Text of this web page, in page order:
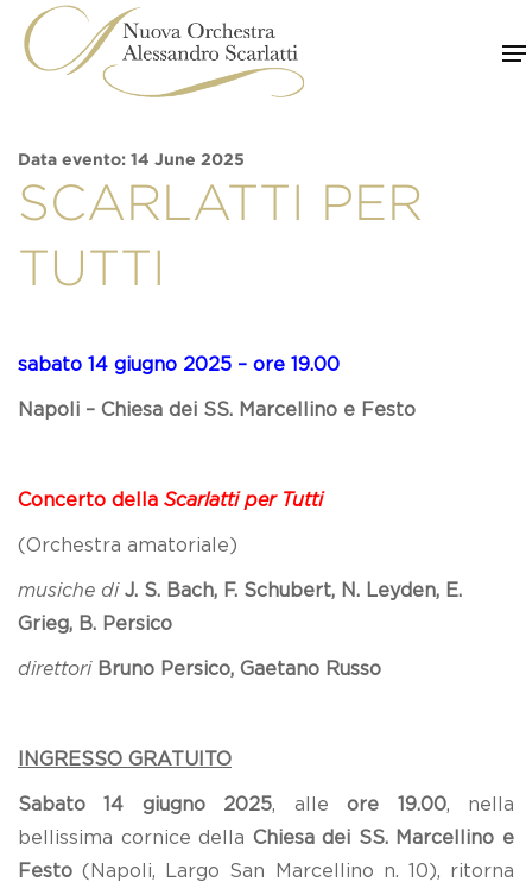
content
Data evento: 14 June 2025
SCARLATTI PER
TUTTI
sabato 14 giugno 2025 – ore 19.00
Napoli – Chiesa dei SS. Marcellino e Festo
Concerto della Scarlatti per Tutti
(Orchestra amatoriale)
musiche di J. S. Bach, F. Schubert, N. Leyden, E.
Grieg, B. Persico
direttori Bruno Persico, Gaetano Russo
INGRESSO GRATUITO
Sabato 14 giugno 2025, alleore 19.00, nella
bellissima cornice della Chiesa dei SS. Marcellino e
Festo (Napoli, Largo San Marcellino n. 10), ritorna